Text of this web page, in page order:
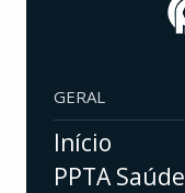
GERAL
Início
PPTA Saúde